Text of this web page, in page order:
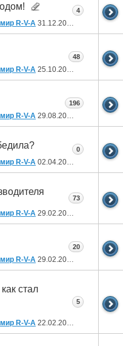
R-V-A 31.12.2025
4
R-V-A 25.10.2024
48
R-V-A 29.08.2024
196
R-V-A 02.04.2024
0
R-V-A 29.02.2024
73
R-V-A 29.02.2024
20
стал
R-V-A 22.02.2024
5